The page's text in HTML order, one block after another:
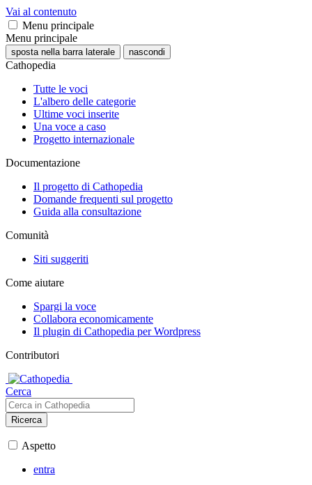
Vai al contenuto
Menu principale
Menu principale
sposta nella barra laterale nascondi
Cathopedia
Tutte le voci
L'albero delle categorie
Ultime voci inserite
Una voce a caso
Progetto internazionale
Documentazione
Il progetto di Cathopedia
Domande frequenti sul progetto
Guida alla consultazione
Comunità
Siti suggeriti
Come aiutare
Spargi la voce
Collabora economicamente
Il plugin di Cathopedia per Wordpress
Contributori
Cerca
Ricerca
Aspetto
entra